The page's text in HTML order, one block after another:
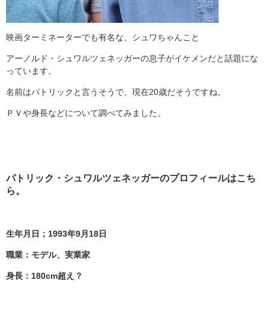
映画ターミネーターでも有名な、シュワちゃんこと
アーノルド・シュワルツェネッガーの息子がイケメンだと話題にな
っています。
名前はパトリックと言うそうで、現在20歳だそうですね。
ＰＶや身長などについて調べてみました。
パトリック・シュワルツェネッガーのプロフィールはこち
ら。
生年月日；1993年9月18日
職業：モデル、実業家
身長：180cm超え？